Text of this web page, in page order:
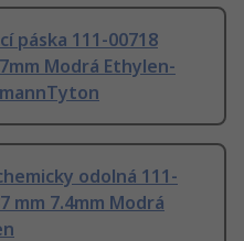
páska 111-00718
Modrá Ethylen-
odolná 111-
mm 7.4mm Modrá